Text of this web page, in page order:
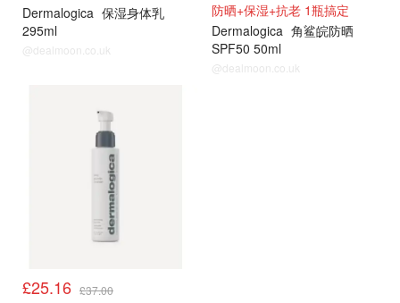
Dermalogica 保湿身体乳
295ml
@dealmoon.co.uk
防晒+保湿+抗老 1瓶搞定
Dermalogica 角鲨皖防晒
SPF50 50ml
@dealmoon.co.uk
£25.16 £37.00